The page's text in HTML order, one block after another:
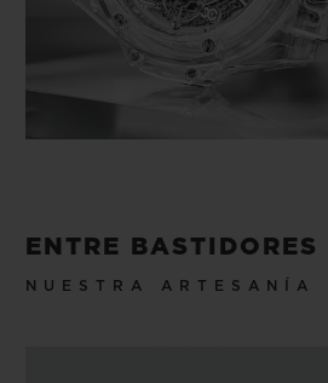
ENTRE BASTIDORES
NUESTRA ARTESANÍA